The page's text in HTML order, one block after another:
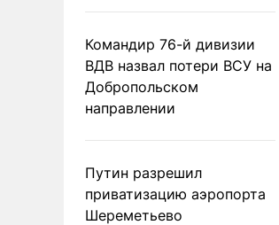
Командир 76-й дивизии
ВДВ назвал потери ВСУ на
Добропольском
направлении
Путин разрешил
приватизацию аэропорта
Шереметьево